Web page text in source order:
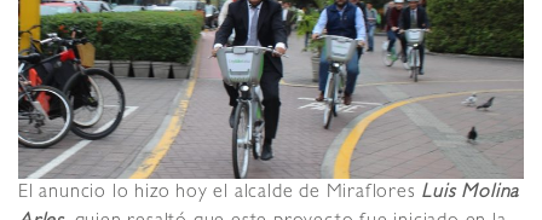
El anuncio lo hizo hoy el alcalde de Miraflores Luis Molina